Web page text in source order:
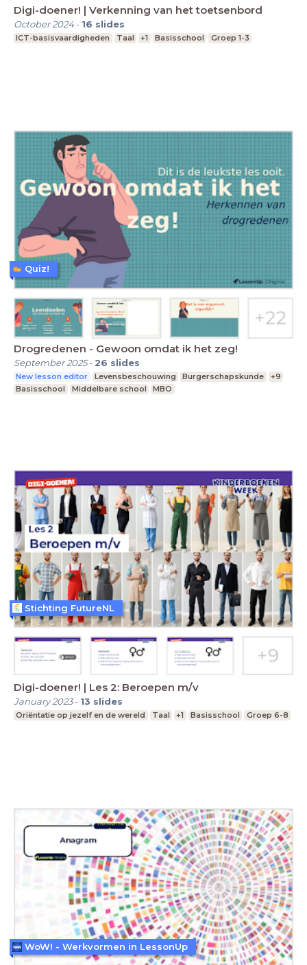
Digi-doener! | Verkenning van het toetsenbord
October 2024- 16 slides
ICT-basisvaardigheden Taal +1 Basisschool Groep 1-3
Drogredenen - Gewoon omdat ik het zeg!
September 2025- 26 slides
New lesson editor Levensbeschouwing Burgerschapskunde
+9
Basisschool
Middelbare school MBO
Quiz!
Digi-doener! | Les 2: Beroepen m/v
January 2023- 13 slides
Oriëntatie op jezelf en de wereld Taal +1 Basisschool Groep 6-8
Stichting FutureNL
WoW! - Werkvormen in LessonUp